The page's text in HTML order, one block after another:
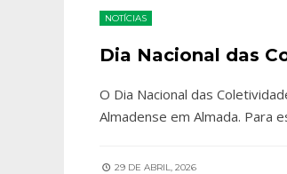
NOTÍCIAS
Dia Nacional das
O Dia Nacional das
Almadense em Almada. Para
29 DE ABRIL, 2026